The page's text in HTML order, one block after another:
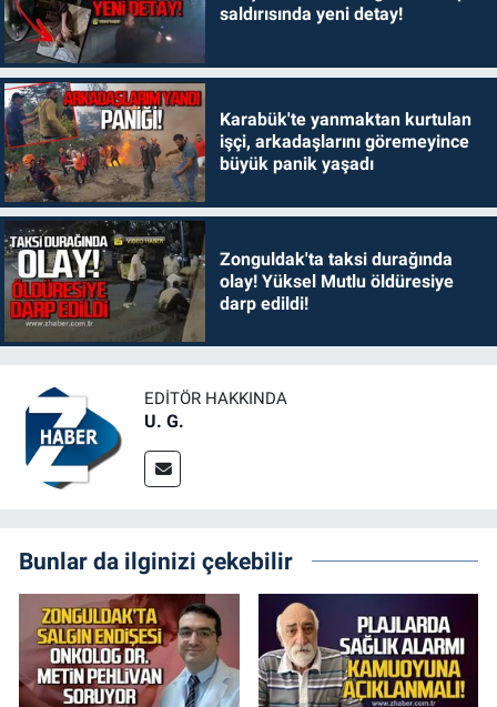
saldırısında yeni detay!
Karabük'te yanmaktan kurtulan
işçi, arkadaşlarını göremeyince
büyük panik yaşadı
Zonguldak'ta taksi durağında
olay! Yüksel Mutlu öldüresiye
darp edildi!
EDITÖR HAKKINDA
U. G.
Bunlar da ilginizi çekebilir